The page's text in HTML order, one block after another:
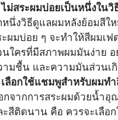
ไม่สระผมบ่อยเป็นหนึ่งใน
หนึ่งวิธีดูแลผมหลังย้อมสีใ
ะผมบ่อย ๆ จะทำให้สีผมเฟ
นใครที่มีสภาพผมมันง่าย
ามชื้น และความมันส่วนเ
เลือกใช้แชมพูสำหรับผมท
กจากการสระผมด้วยน้ำอุ
ะสีติดนาน คือ ควรจะเลือ